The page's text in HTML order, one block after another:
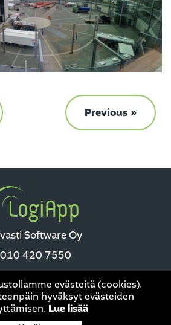
evästeitä (cookies).
hyväksyt evästeiden
Lue lisää
Previous »
Software Oy
010 420 7550
protected by reCAPTCHA and the Google